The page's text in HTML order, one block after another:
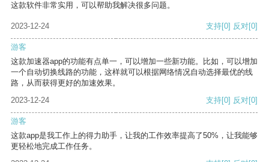
这款软件非常实用，可以帮助我解决很多问题。
2023-12-24 支持[0] 反对[0]
游客
这款加速器app的功能有点单一，可以增加一些新功能。比如，可以增加
一个自动切换线路的功能，这样就可以根据网络情况自动选择最优的线
路，从而获得更好的加速效果。
2023-12-24
支持[0] 反对[0]
游客
这款app是我工作上的得力助手，让我的工作效率提高了50%，让我能够
更轻松地完成工作任务。